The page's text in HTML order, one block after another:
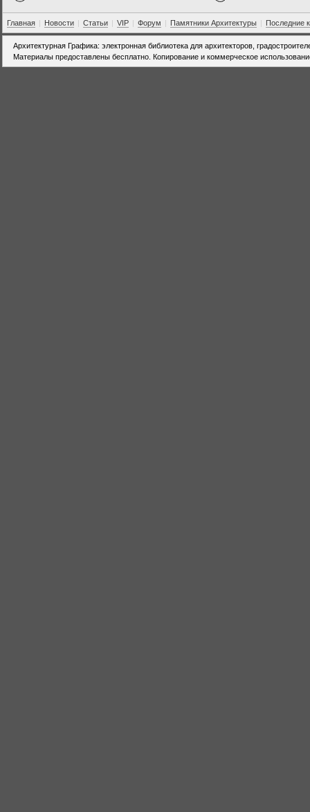
Главная | Новости | Статьи | VIP | Форум | Памятники Архитектуры | Последние
Архитектурная Графика: электронная библиотека для архитекторов,
Материалы предоставлены бесплатно. Копирование и коммерческое